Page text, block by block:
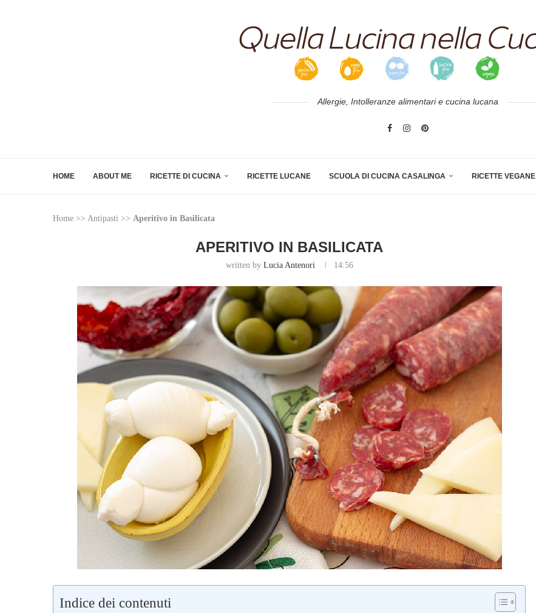
Allergie, Intolleranze alimentari e cucina lucana
HOME ABOUT ME RICETTE DI CUCINA RICETTE LUCANE SCUOLA DI CUCINA CASALINGA RICETTE VEGANE
Home >> Antipasti >> Aperitivo in Basilicata
APERITIVO IN BASILICATA
written by Lucia Antenori 14:56
Indice dei contenuti